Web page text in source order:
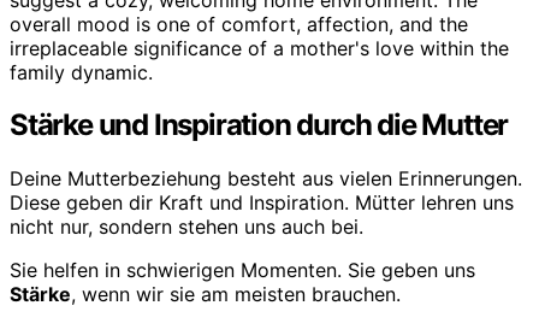
Stärke und Inspiration durch die Mutter
Deine Mutterbeziehung besteht aus vielen Erinnerungen.
Diese geben dir Kraft und Inspiration. Mütter lehren uns
nicht nur, sondern stehen uns auch bei.
Sie helfen in schwierigen Momenten. Sie geben uns
Stärke, wenn wir sie am meisten brauchen.